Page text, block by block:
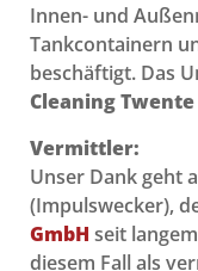
Innen- und
Tankcontainern
beschäftigt. Das
Cleaning Twente
Vermittler:
Unser Dank geht
(Impulswecker),
GmbH seit
diesem Fall als